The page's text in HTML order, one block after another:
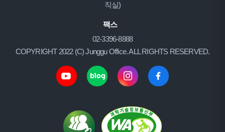
직실)
팩스
02-3396-8888
COPYRIGHT 2022 (C) Junggu Office. ALL RIGHTS RESERVED.